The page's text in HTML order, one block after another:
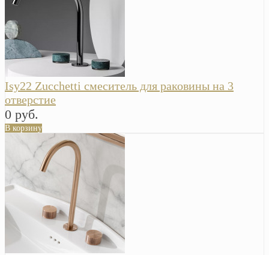
Isy22 Zucchetti смеситель для раковины на 3
отверстие
0 руб.
В корзину